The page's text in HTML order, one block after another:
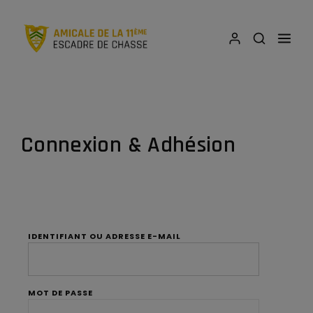
Connexion & Adhésion
IDENTIFIANT OU ADRESSE E-MAIL
MOT DE PASSE